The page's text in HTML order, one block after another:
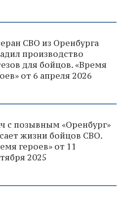
СВО из Оренбурга
производство
для бойцов. «Время
от 6 апреля 2026
с позывным «Оренбург»
жизни бойцов СВО.
героев» от 11
2025